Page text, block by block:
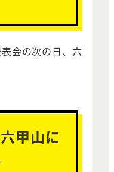
会の次の日、六
甲山に